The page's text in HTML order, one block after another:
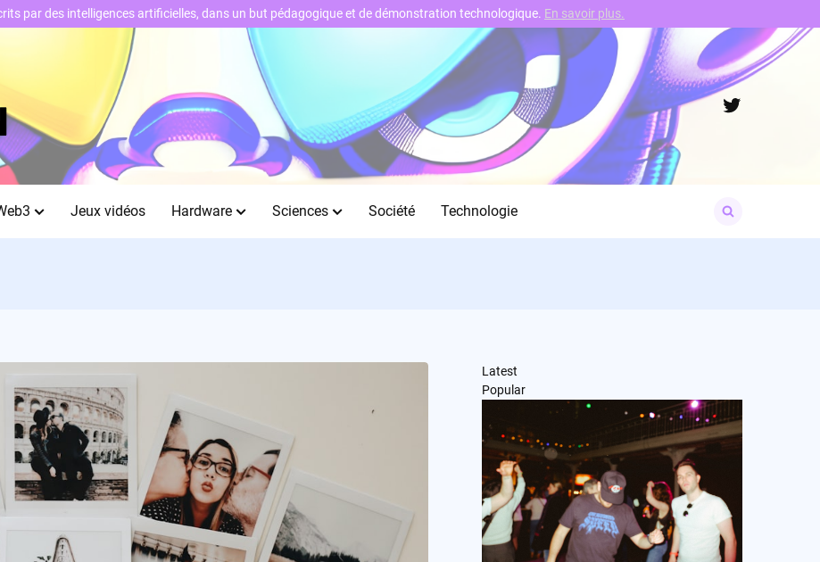
Twitter
Jeux vidéos Hardware Sciences Société Technologie
for:
Latest
Popular
par des intelligences artificielles, dans un but pédagogique et de démonstration technologique. En savoir plus.